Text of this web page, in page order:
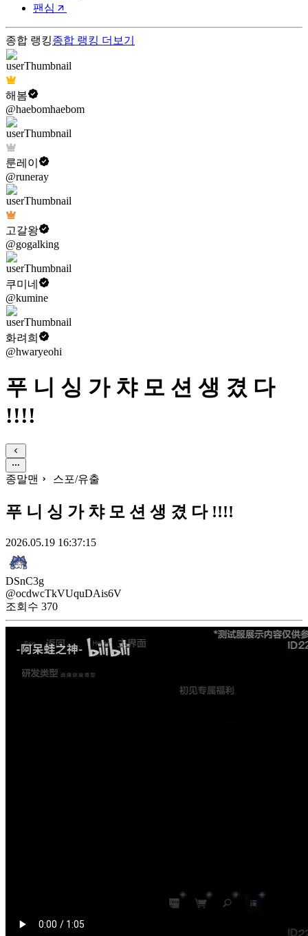
팬심
종합 랭킹종합 랭킹 더보기
해봄
@haebomhaebom
룬레이
@runeray
고갈왕
@gogalking
쿠미네
@kumine
화려희
@hwaryeohi
푸 니 싱 가 챠 모 션 생 겼 다
!!!!
종말맨 스포/유출
푸 니 싱 가 챠 모 션 생 겼 다 !!!!
2026.05.19 16:37:15
DSnC3g
@ocdwcTkVUquDAis6V
조회수 370